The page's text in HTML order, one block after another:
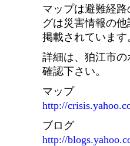
マップは避難経
グは災害情報の
掲載されています
詳細は、狛江市の
確認下さい。
マップ
http://
ブログ
http://